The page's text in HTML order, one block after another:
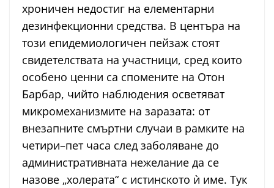
хроничен недостиг на елементарни
дезинфекционни средства. В центъра на
този епидемиологичен пейзаж стоят
свидетелствата на участници, сред които
особено ценни са спомените на Отон
Барбар, чийто наблюдения осветяват
микромеханизмите на заразата: от
внезапните смъртни случаи в рамките на
четири–пет часа след заболяване до
административната нежелание да се
назове „холерата“ с истинското ѝ име. Тук